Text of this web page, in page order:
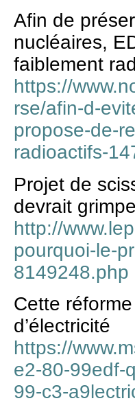
Afin de
nucléaires,
faiblement
https://
rse/afin-d-
propose-de-
radioactifs-
Projet de
devrait
http://
pourquoi-le-
8149248.php
Cette
d’électricité
https://
e2-80-99edf-
99-c3-